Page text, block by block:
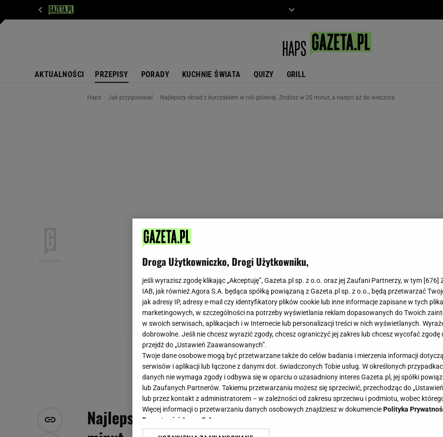
AKTUALNOŚCI PRZEPISY PORADY KUCHNIE ŚWIATA QUIZY GRILL
Haps Jak przygotować Najlepszy obiad z kurczakiem w roli głównej. Zrobisz w 20 minut, a nasyci aż do wieczora
Najlepszy obiad z kurczakiem w roli głównej. Zrobisz w
Droga Użytkowniczko, Drogi Użytkowniku,
jeśli wyrazisz zgodę klikając „Akceptuję”, Gazeta.pl sp. z o.o. oraz jej Zaufani Partnerzy, w tym [676]
IAB, jak również Agora S.A. będąca spółką powiązaną z Gazeta.pl sp. z o.o., będą przetwarzać
jak adresy IP, adresy e-mail czy identyfikatory plików cookie lub inne informacje zapisane w tych
marketingowych, w szczególności na potrzeby wyświetlania reklam dopasowanych do Twoich
w swoich serwisach, aplikacjach i w Internecie lub personalizacji treści w nich wyświetlanych.
dobrowolne. Jeśli nie chcesz wyrazić zgody, chcesz ograniczyć jej zakres lub chcesz wycofać zgodę
przejdź do „Ustawień Zaawansowanych”.
Twoje dane osobowe mogą być przetwarzane także do celów badania i mierzenia informacji
serwisów i aplikacji lub łączone z danymi dot. świadczonych Tobie usług. W określonych
danych nie wymaga zgody i odbywa się w oparciu o uzasadniony interes Gazeta.pl, jej spółki
lub Zaufanych Partnerów. Takiemu przetwarzaniu możesz się sprzeciwić, przechodząc do
lub przez kontakt z administratorem – w zależności od zakresu sprzeciwu i podmiotu, wobec
Więcej informacji o przetwarzaniu danych osobowych znajdziesz w dokumenciePolityka
Prywatności Agora S.A.